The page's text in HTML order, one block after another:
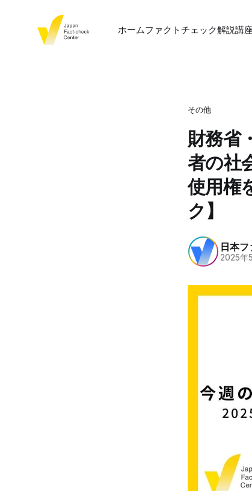
ホームファクトチェック解説講
その他
財務省
者の社
使用権
ク】
日本
2025年